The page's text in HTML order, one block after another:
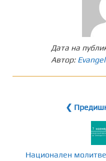
Дата на
Автор:
❮
Национален